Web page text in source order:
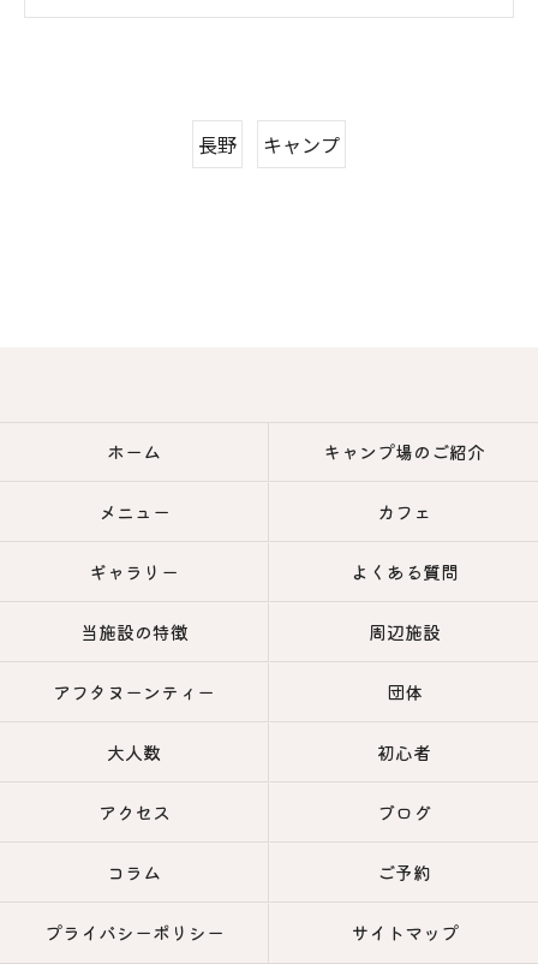
長野 キャンプ
ホーム キャンプ場のご紹介
メニュー カフェ
ギャラリー よくある質問
当施設の特徴 周辺施設
アフタヌーンティー 団体
大人数 初心者
アクセス ブログ
コラム ご予約
プライバシーポリシー サイトマップ